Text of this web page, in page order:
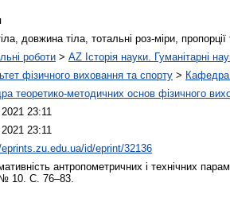
довжина тіла, тотальні роз-міри, пропорції
роботи > AZ Історія науки. Гуманітарні
фізичного виховання та спорту > Кафедра
теоретико-методичних основ фізичного
23:11
23:11
id/eprint/32136
антропометричних і технічних
10. С. 76–83.